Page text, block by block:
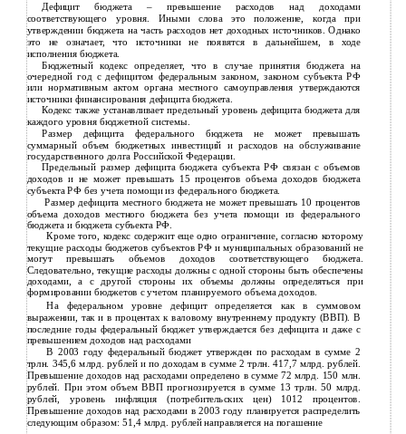
Дефицит бюджета – превышение расходов над доходами
соответствующего уровня. Иными слова это положение, когда при
утверждении бюджета на часть расходов нет доходных источников. Однако
это не означает, что источники не появятся в дальнейшем, в ходе
исполнения бюджета.
Бюджетный кодекс определяет, что в случае принятия бюджета на
очередной год с дефицитом федеральным законом, законом субъекта РФ
или нормативным актом органа местного самоуправления утверждаются
источники финансирования дефицита бюджета.
Кодекс также устанавливает предельный уровень дефицита бюджета для
каждого уровня бюджетной системы.
Размер дефицита федерального бюджета не может превышать
суммарный объем бюджетных инвестиций и расходов на обслуживание
государственного долга Российской Федерации.
Предельный размер дефицита бюджета субъекта РФ связан с объемов
доходов и не может превышать 15 процентов объема доходов бюджета
субъекта РФ без учета помощи из федерального бюджета.
Размер дефицита местного бюджета не может превышать 10 процентов
объема доходов местного бюджета без учета помощи из федерального
бюджета и бюджета субъекта РФ.
Кроме того, кодекс содержит еще одно ограничение, согласно которому
текущие расходы бюджетов субъектов РФ и муниципальных образований не
могут превышать объемов доходов соответствующего бюджета.
Следовательно, текущие расходы должны с одной стороны быть обеспечены
доходами, а с другой стороны их объемы должны определяться при
формировании бюджетов с учетом планируемого объема доходов.
На федеральном уровне дефицит определяется как в суммовом
выражении, так и в процентах к валовому внутреннему продукту (ВВП). В
последние годы федеральный бюджет утверждается без дефицита и даже с
превышением доходов над расходами
В 2003 году федеральный бюджет утвержден по расходам в сумме 2
трлн. 345,6 млрд. рублей и по доходам в сумме 2 трлн. 417,7 млрд. рублей.
Превышение доходов над расходами определено в сумме 72 млрд. 150 млн.
рублей. При этом объем ВВП прогнозируется в сумме 13 трлн. 50 млрд.
рублей, уровень инфляция (потребительских цен) 1012 процентов.
Превышение доходов над расходами в 2003 году планируется распределить
следующим образом: 51,4 млрд. рублей направляется на погашение